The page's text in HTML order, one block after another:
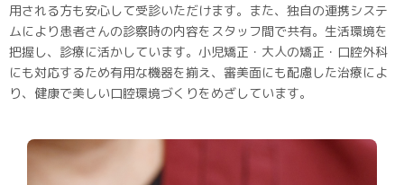
用される方も安心して受診いただけます。また、独自の連携システ
ムにより患者さんの診察時の内容をスタッフ間で共有。生活環境を
把握し、診療に活かしています。小児矯正・大人の矯正・口腔外科
にも対応するため有用な機器を揃え、審美面にも配慮した治療によ
り、健康で美しい口腔環境づくりをめざしています。